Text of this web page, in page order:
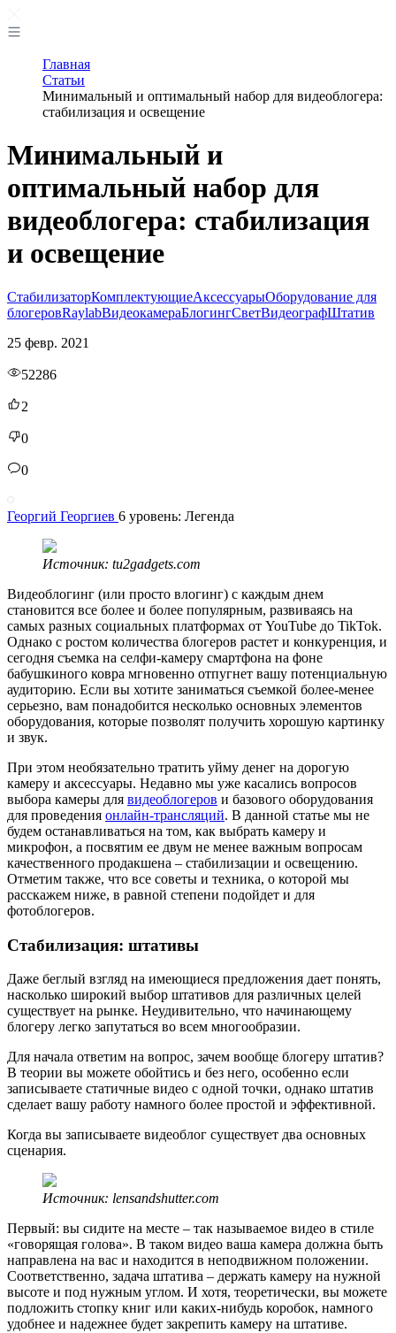
Главная
Статьи
Минимальный и оптимальный набор для видеоблогера:
стабилизация и освещение
Минимальный и
оптимальный набор для
видеоблогера: стабилизация
и освещение
СтабилизаторКомплектующиеАксессуарыОборудование для
блогеровRaylabВидеокамераБлогингСветВидеографШтатив
25 февр. 2021
52286
2
0
0
Георгий Георгиев 6 уровень: Легенда
Источник: tu2gadgets.com
Видеоблогинг (или просто влогинг) с каждым днем
становится все более и более популярным, развиваясь на
самых разных социальных платформах от YouTube до TikTok.
Однако с ростом количества блогеров растет и конкуренция, и
сегодня съемка на селфи-камеру смартфона на фоне
бабушкиного ковра мгновенно отпугнет вашу потенциальную
аудиторию. Если вы хотите заниматься съемкой более-менее
серьезно, вам понадобится несколько основных элементов
оборудования, которые позволят получить хорошую картинку
и звук.
При этом необязательно тратить уйму денег на дорогую
камеру и аксессуары. Недавно мы уже касались вопросов
выбора камеры для видеоблогеров и базового оборудования
для проведения онлайн-трансляций. В данной статье мы не
будем останавливаться на том, как выбрать камеру и
микрофон, а посвятим ее двум не менее важным вопросам
качественного продакшена – стабилизации и освещению.
Отметим также, что все советы и техника, о которой мы
расскажем ниже, в равной степени подойдет и для
фотоблогеров.
Стабилизация: штативы
Даже беглый взгляд на имеющиеся предложения дает понять,
насколько широкий выбор штативов для различных целей
существует на рынке. Неудивительно, что начинающему
блогеру легко запутаться во всем многообразии.
Для начала ответим на вопрос, зачем вообще блогеру штатив?
В теории вы можете обойтись и без него, особенно если
записываете статичные видео с одной точки, однако штатив
сделает вашу работу намного более простой и эффективной.
Когда вы записываете видеоблог существует два основных
сценария.
Источник: lensandshutter.com
Первый: вы сидите на месте – так называемое видео в стиле
«говорящая голова». В таком видео ваша камера должна быть
направлена на вас и находится в неподвижном положении.
Соответственно, задача штатива – держать камеру на нужной
высоте и под нужным углом. И хотя, теоретически, вы можете
подложить стопку книг или каких-нибудь коробок, намного
удобнее и надежнее будет закрепить камеру на штативе.